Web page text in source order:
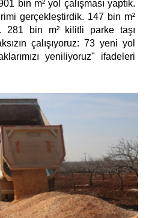
bin m² yol çalışması yaptık.
gerçekleştirdik. 147 bin m²
281 bin m² kilitli parke taşı
çalışıyoruz: 73 yeni yol
yeniliyoruz" ifadeleri